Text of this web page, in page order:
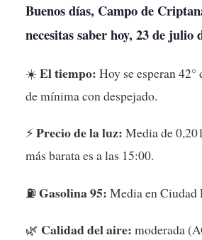
Buenos días, Campo de
necesitas saber hoy, 23 de julio
☀️El tiempo: Hoy se esperan
de mínima con despejado.
⚡Precio de la luz: Media de
más barata es a las 15:00.
⛽Gasolina 95: Media en Ciudad
🌿 Calidad del aire: moderada